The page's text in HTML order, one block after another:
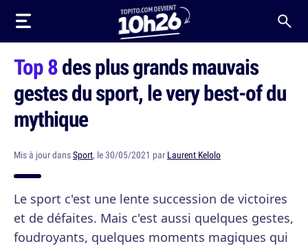
Top 8des plus grands mauvais
gestes du sport, le very best-of du
mythique
Mis à jour dansSport, le 30/05/2021 par Laurent Kelolo
Le sport c'est une lente succession de victoires
et de défaites. Mais c'est aussi quelques gestes,
foudroyants, quelques moments magiques qui